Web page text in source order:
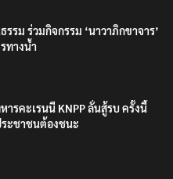
รม ร่วมกิจกรรม ‘นาวาภิกขาจาร’
ทางน้ำ
ารคะเรนนี KNPP ลั่นสู้รบ ครั้งนี้
ะชาชนต้องชนะ